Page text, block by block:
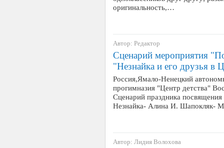
оригинальность,…
Автор: Редактор
Сценарий мероприятия
"Незнайка и его друзья в
Россия,Ямало-Ненецкий
прогимназия "Центр детства"
Сценарий праздника
Незнайка- Алина И. Шапокляк-
Автор: Лидия Волохова